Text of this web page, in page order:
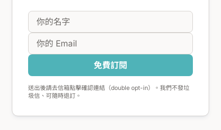
免費訂閱
送出後請去信箱點擊確認連結（double opt-in）。我們不發垃
圾信、可隨時退訂。